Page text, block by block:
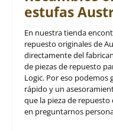
estufas
En nuestra tienda
repuesto originales de
directamente del
de piezas de repuesto
Logic. Por eso
rápido y un
que la pieza de
en preguntarnos